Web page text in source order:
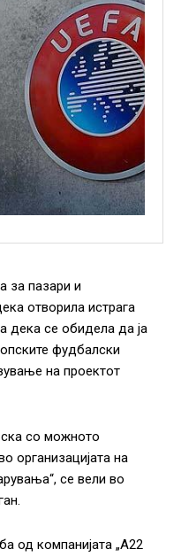
за пазари и
отворила истрага
се обидела да ја
фудбалски
на проектот
со можното
организацијата на
се вели во
од компанијата „A22